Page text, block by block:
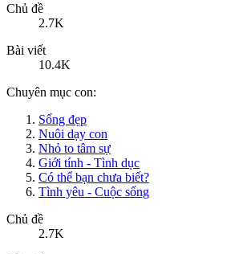
Chuyên mục con:
Nuôi dạy con
Nhỏ to tâm sự
Có thể bạn chưa biết?
Chủ đề
2.7K
Bài viết
10.4K
Tâm sự thầm kín của người đàn bà nghiện sex